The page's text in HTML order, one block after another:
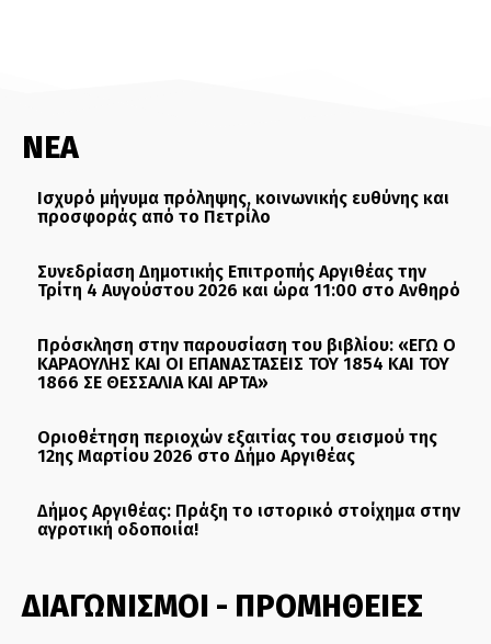
ΝΕΑ
Ισχυρό μήνυμα πρόληψης, κοινωνικής ευθύνης και
προσφοράς από το Πετρίλο
Συνεδρίαση Δημοτικής Επιτροπής Αργιθέας την
Τρίτη 4 Αυγούστου 2026 και ώρα 11:00 στο Ανθηρό
Πρόσκληση στην παρουσίαση του βιβλίου: «ΕΓΩ Ο
ΚΑΡΑΟΥΛΗΣ ΚΑΙ ΟΙ ΕΠΑΝΑΣΤΑΣΕΙΣ ΤΟΥ 1854 ΚΑΙ ΤΟΥ
1866 ΣΕ ΘΕΣΣΑΛΙΑ ΚΑΙ ΑΡΤΑ»
Οριοθέτηση περιοχών εξαιτίας του σεισμού της
12ης Μαρτίου 2026 στο Δήμο Αργιθέας
Δήμος Αργιθέας: Πράξη το ιστορικό στοίχημα στην
αγροτική οδοποιία!
ΔΙΑΓΩΝΙΣΜΟΙ - ΠΡΟΜΗΘΕΙΕΣ